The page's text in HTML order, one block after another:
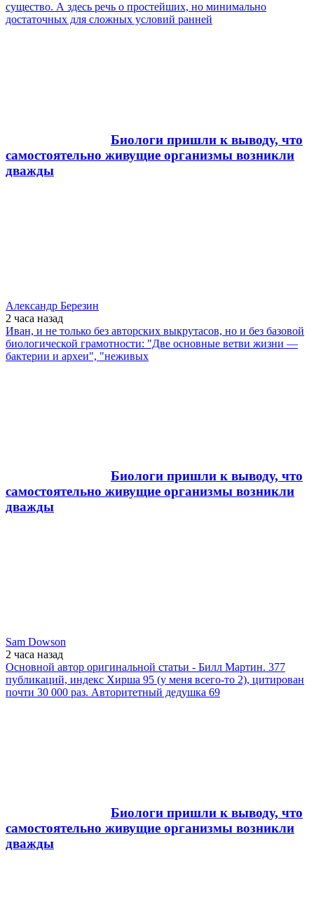
существо. А здесь речь о простейших, но минимально
достаточных для сложных условий ранней
Биологи пришли к выводу, что
самостоятельно живущие организмы возникли
дважды
Александр Березин
2 часа назад
Иван, и не только без авторских выкрутасов, но и без базовой
биологической грамотности: "Две основные ветви жизни —
бактерии и археи", "неживых
Биологи пришли к выводу, что
самостоятельно живущие организмы возникли
дважды
Sam Dowson
2 часа назад
Основной автор оригинальной статьи - Билл Мартин. 377
публикаций, индекс Хирша 95 (у меня всего-то 2), цитирован
почти 30 000 раз. Авторитетный дедушка 69
Биологи пришли к выводу, что
самостоятельно живущие организмы возникли
дважды